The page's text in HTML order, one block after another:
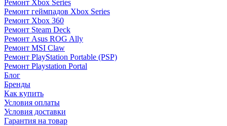
Ремонт Xbox Series
Ремонт геймпадов Xbox Series
Ремонт Xbox 360
Ремонт Steam Deck
Ремонт Asus ROG Ally
Ремонт MSI Claw
Ремонт PlayStation Portable (PSP)
Ремонт Playstation Portal
Блог
Бренды
Как купить
Условия оплаты
Условия доставки
Гарантия на товар